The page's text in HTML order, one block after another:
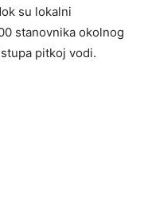
su lokalni
stanovnika okolnog
pitkoj vodi.